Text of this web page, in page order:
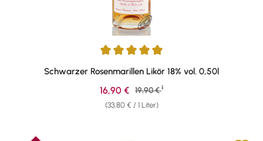
Durchschnittliche Bewertung von 5 von 5 Sternen
Schwarzer Rosenmarillen Likör 18% vol. 0,50l
(33,80 € / 1 Liter)
Verkaufspreis:
16,90 € Regulärer Preis:
19,90 € 1